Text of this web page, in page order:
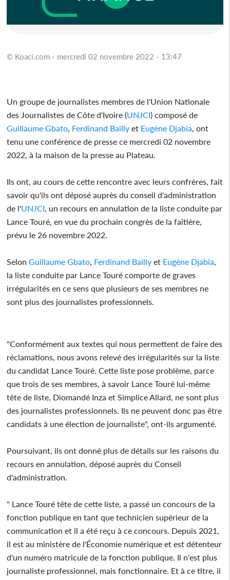
© Koaci.com - mercredi 02 novembre 2022 - 13:47
Un groupe de journalistes membres de l'Union Nationale
des Journalistes de Côte d'Ivoire (UNJCI) composé de
Guillaume Gbato Ferdinand Bailly et Eugène Djabia , ont
tenu une conférence de presse ce mercredi 02 novembre
2022, à la maison de la presse au Plateau.
Ils ont, au cours de cette rencontre avec leurs confrères, fait
savoir qu'ils ont déposé auprès du conseil d'administration
de l'UNJCI , un recours en annulation de la liste conduite par
Lance Touré, en vue du prochain congrès de la faîtière,
prévu le 26 novembre 2022.
SelonGuillaume Gbato Ferdinand Bailly et Eugène Djabia
la liste conduite par Lance Touré comporte de graves
irrégularités en ce sens que plusieurs de ses membres ne
sont plus des journalistes professionnels.
"Conformément aux textes qui nous permettent de faire des
réclamations, nous avons relevé des irrégularités sur la liste
du candidat Lance Touré. Cette liste pose problème, parce
que trois de ses membres, à savoir Lance Touré lui-même
tête de liste, Diomandé Inza et Simplice Allard, ne sont plus
des journalistes professionnels. Ils ne peuvent donc pas être
candidats à une élection de journaliste", ont-ils argumenté.
Poursuivant, ils ont donné plus de détails sur les raisons du
recours en annulation, déposé auprès du Conseil
d'administration.
" Lance Touré tête de cette liste, a passé un concours de la
fonction publique en tant que technicien supérieur de la
communication et il a été reçu à ce concours. Depuis 2021,
il est au ministère de l'Économie numérique et est détenteur
d'un numéro matricule de la fonction publique. Il n'est plus
journaliste professionnel, mais fonctionnaire. Et à ce titre, il